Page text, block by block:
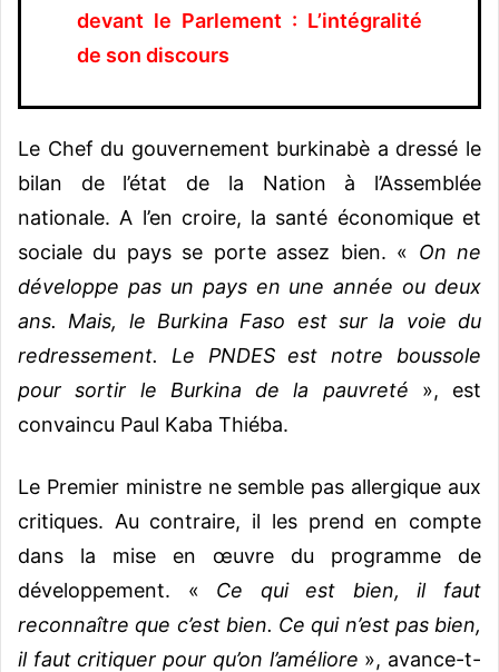
devant le Parlement : L’intégralité
de son discours
Le Chef du gouvernement burkinabè a dressé le
bilan de l’état de la Nation à l’Assemblée
nationale. A l’en croire, la santé économique et
sociale du pays se porte assez bien. « On ne
développe pas un pays en une année ou deux
ans. Mais, le Burkina Faso est sur la voie du
redressement. Le PNDES est notre boussole
pour sortir le Burkina de la pauvreté », est
convaincu Paul Kaba Thiéba.
Le Premier ministre ne semble pas allergique aux
critiques. Au contraire, il les prend en compte
dans la mise en œuvre du programme de
développement. « Ce qui est bien, il faut
reconnaître que c’est bien. Ce qui n’est pas bien,
il faut critiquer pour qu’on l’améliore », avance-t-